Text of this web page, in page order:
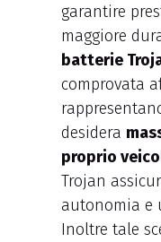
garantire
maggiore
batterie
comprovata
desidera
proprio
Trojan
autonomia e
Inoltre tale